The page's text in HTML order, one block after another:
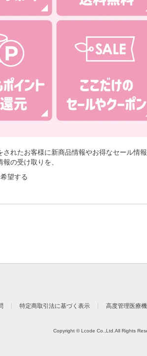
ービスの提供等、契約の履行のため
ターサービス対応のため
メールマガジン及びダイレクトメールの送信のほか、マーケ
ため
タの調査及び分析のため
品等の開発のため
て責任を有する者の名称、住所及び代表者の氏名
阪府大阪市中央区久太郎町3丁目4-28 センバフロント8F
345
項目
生年月日、郵便番号、住所、メールアドレス、電話番号、
ン、キャッシュバックその他のサービスの利用に関する情報
体識別に関する情報、情報通信端末のOS情報、インター
ン、キャッシュバックその他のサービスの利用に関する情
人情報保護法の定めに基づき個人情報の第三者提供の停
れたお客様に新商品情報やお得なセール情
の受け取りを、
希望する
特定商取引法に基づく表示 高度管理医療
Copyright © Lcode Co.,Ltd.All Rights